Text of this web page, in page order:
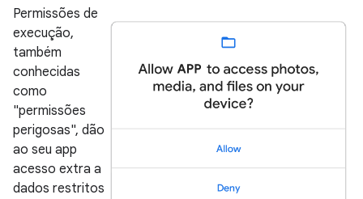
Permissões de
execução,
também
conhecidas
como
"permissões
perigosas", dão
ao seu app
acesso extra a
dados restritos